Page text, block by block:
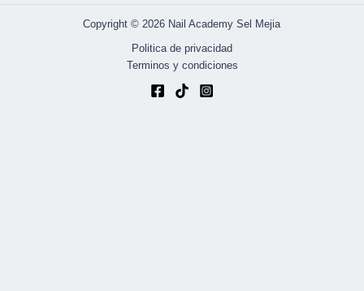
Copyright © 2026 Nail Academy Sel Mejia
Politica de privacidad
Terminos y condiciones